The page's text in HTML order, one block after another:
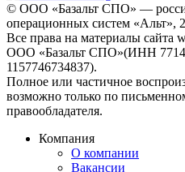
© ООО «Базальт СПО» —
операционных систем «Альт»,
Все права на материалы сайта
ООО «Базальт СПО»(ИНН
1157746734837).
Полное или частичное
возможно только по
правообладателя.
Компания
О компании
Вакансии